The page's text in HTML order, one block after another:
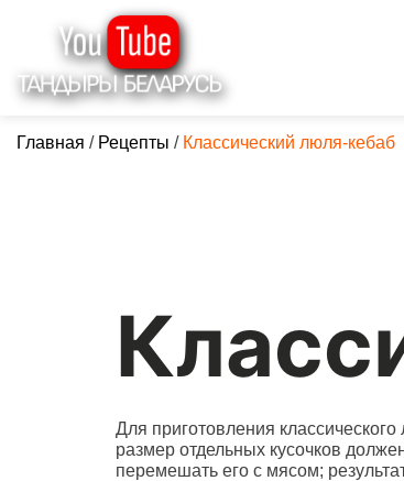
Главная / Рецепты / Классический люля-кебаб
Для приготовления
размер отдельных кусочков
перемешать его с мясом;